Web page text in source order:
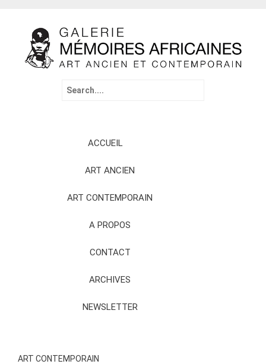
Search
ACCUEIL
ART ANCIEN
ART CONTEMPORAIN
A PROPOS
CONTACT
ARCHIVES
NEWSLETTER
ART CONTEMPORAIN